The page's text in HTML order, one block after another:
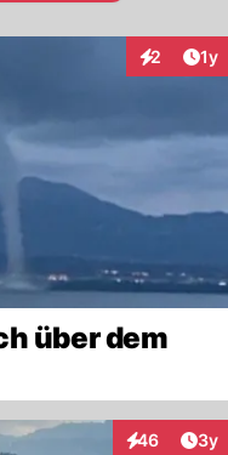
2 1y
über dem
46
Interaktionen
3y